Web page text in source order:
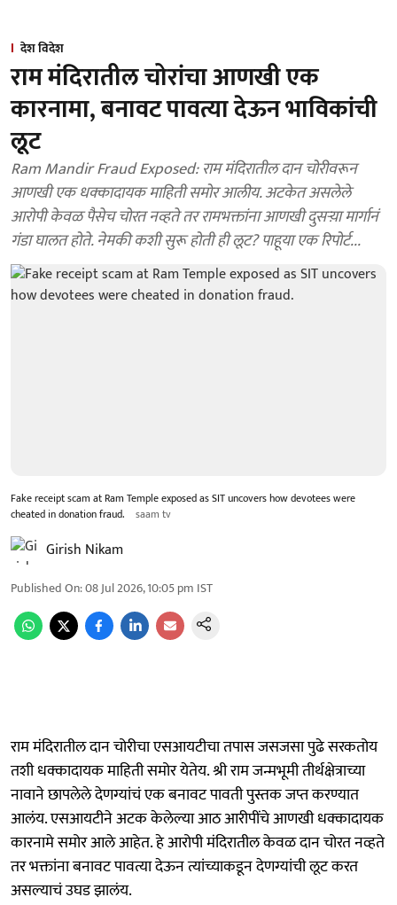
देश विदेश
राम मंदिरातील चोरांचा आणखी एक
कारनामा, बनावट पावत्या देऊन भाविकांची
लूट
Ram Mandir Fraud Exposed: राम मंदिरातील दान चोरीवरून
आणखी एक धक्कादायक माहिती समोर आलीय. अटकेत असलेले
आरोपी केवळ पैसेच चोरत नव्हते तर रामभक्तांना आणखी दुसऱ्य़ा मार्गानं
गंडा घालत होते. नेमकी कशी सुरू होती ही लूट? पाहूया एक रिपोर्ट...
Fake receipt scam at Ram Temple exposed as SIT uncovers how devotees were
cheated in donation fraud.
saam tv
Girish Nikam
Published On:08 Jul 2026, 10:05 pm IST
राम मंदिरातील दान चोरीचा एसआयटीचा तपास जसजसा पुढे सरकतोय
तशी धक्कादायक माहिती समोर येतेय. श्री राम जन्मभूमी तीर्थक्षेत्राच्या
नावाने छापलेले देणग्यांचं एक बनावट पावती पुस्तक जप्त करण्यात
आलंय. एसआयटीने अटक केलेल्या आठ आरीपींचे आणखी धक्कादायक
कारनामे समोर आले आहेत. हे आरोपी मंदिरातील केवळ दान चोरत नव्हते
तर भक्तांना बनावट पावत्या देऊन त्यांच्याकडून देणग्यांची लूट करत
असल्याचं उघड झालंय.